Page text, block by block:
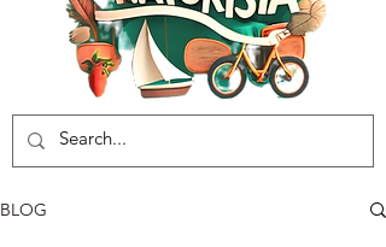
BLOG